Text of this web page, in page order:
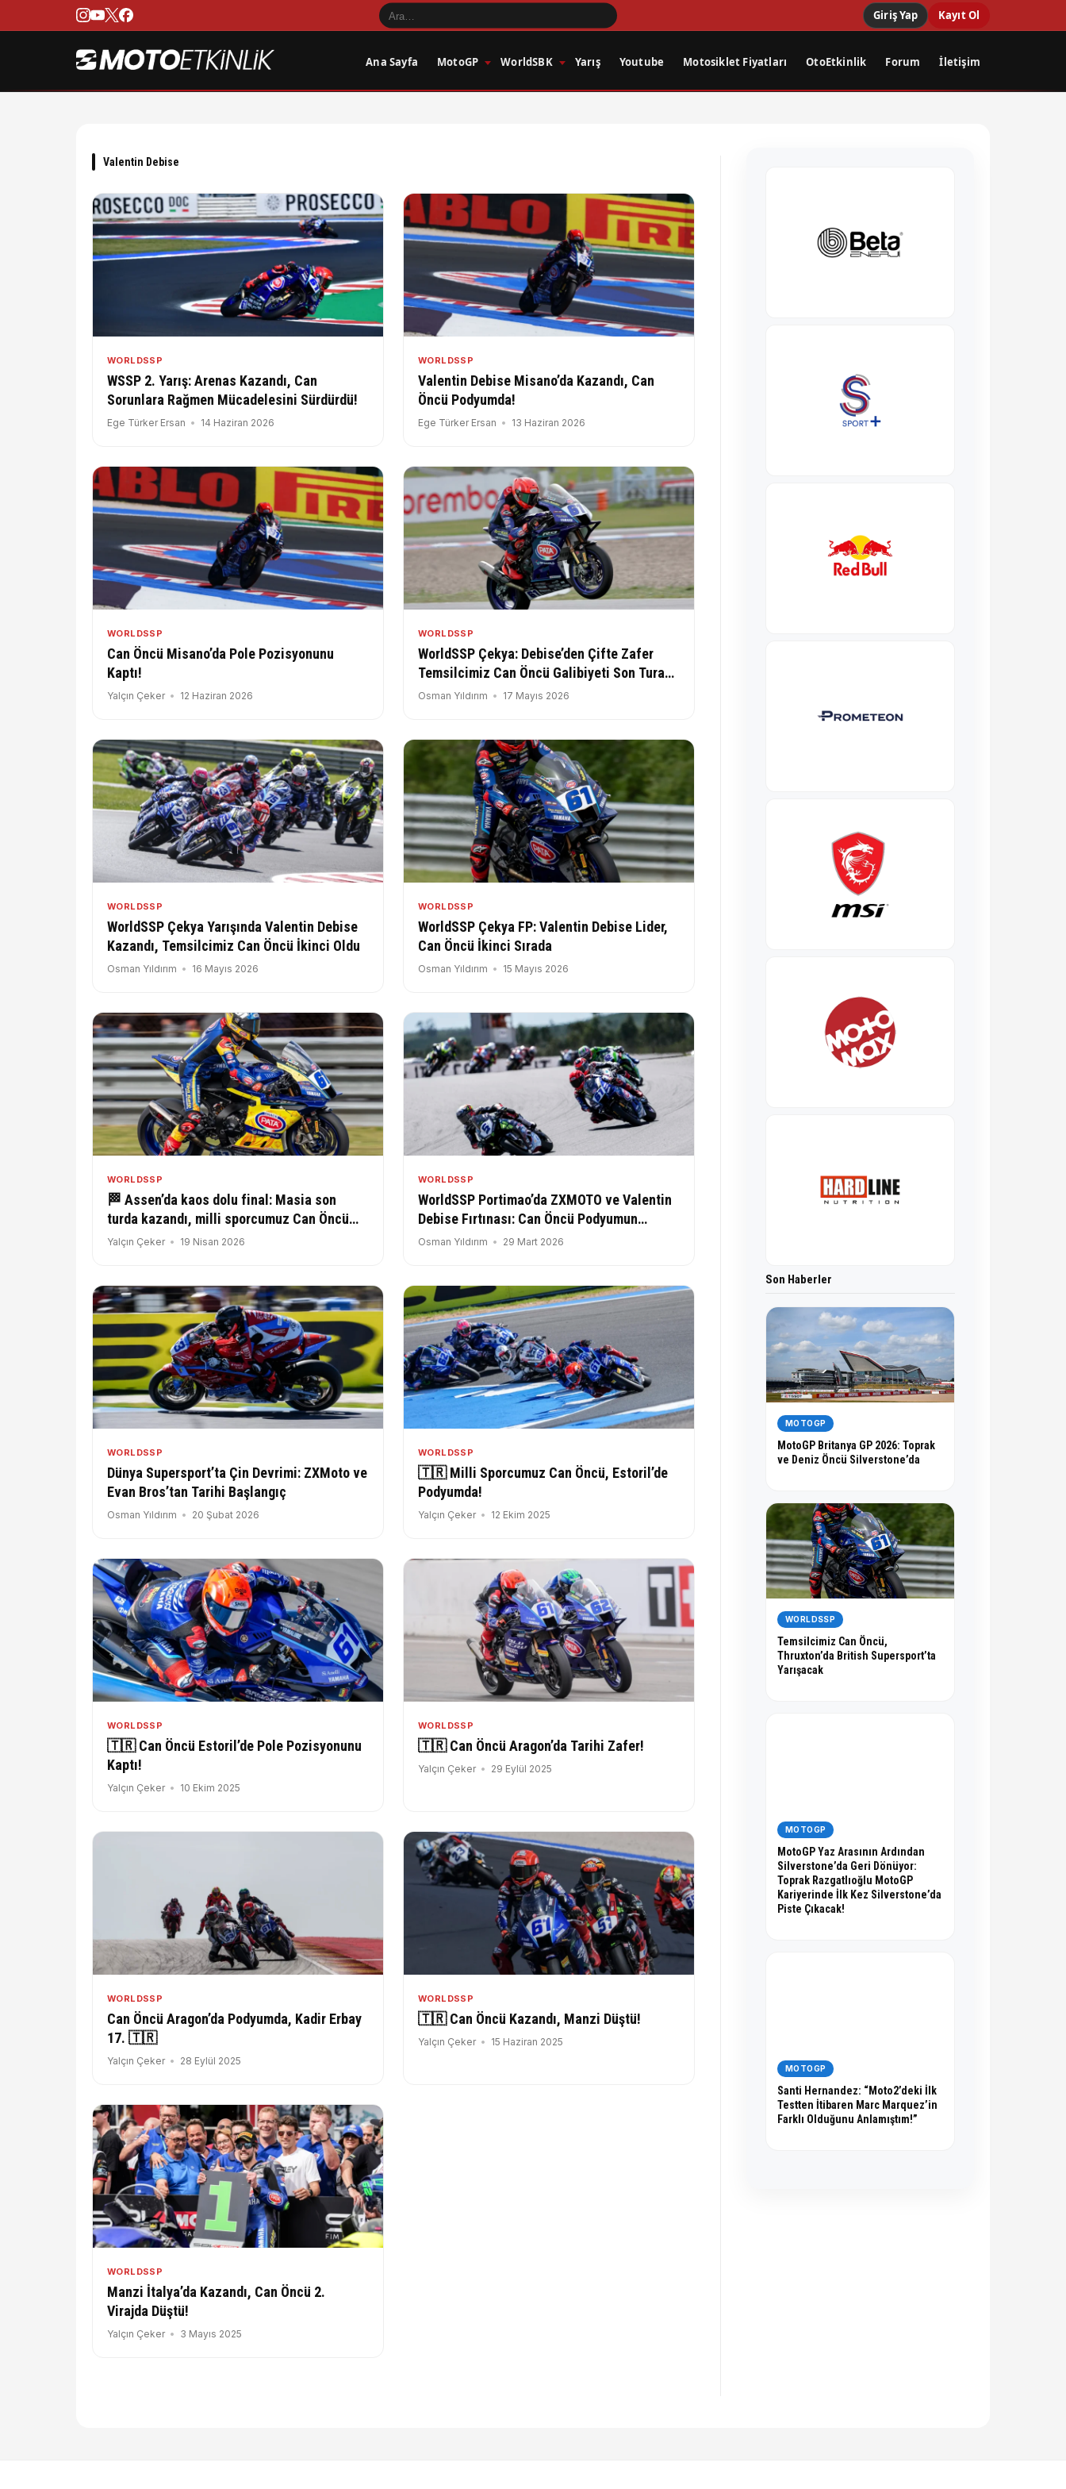
Giriş Yap Kayıt Ol
Ana Sayfa MotoGP WorldSBK Yarış Youtube Motosiklet Fiyatları OtoEtkinlik Forum İletişim
Valentin Debise
WORLDSSP
WSSP 2. Yarış: Arenas Kazandı, Can
Sorunlara Rağmen Mücadelesini Sürdürdü!
Ege Türker Ersan 14 Haziran 2026
WORLDSSP
Valentin Debise Misano’da Kazandı, Can
Öncü Podyumda!
Ege Türker Ersan 13 Haziran 2026
WORLDSSP
Can Öncü Misano’da Pole Pozisyonunu
Kaptı!
Yalçın Çeker 12 Haziran 2026
WORLDSSP
WorldSSP Çekya: Debise’den Çifte Zafer
Temsilcimiz Can Öncü Galibiyeti Son Tura
Kadar Zorladı!
Osman Yıldırım 17 Mayıs 2026
WORLDSSP
WorldSSP Çekya Yarışında Valentin Debise
Kazandı, Temsilcimiz Can Öncü İkinci Oldu
Osman Yıldırım 16 Mayıs 2026
WORLDSSP
WorldSSP Çekya FP: Valentin Debise Lider,
Can Öncü İkinci Sırada
Osman Yıldırım 15 Mayıs 2026
WORLDSSP
🏁 Assen’da kaos dolu final: Masia son
turda kazandı, milli sporcumuz Can Öncü
geriye düştü
Yalçın Çeker 19 Nisan 2026
WORLDSSP
WorldSSP Portimao’da ZXMOTO ve Valentin
Debise Fırtınası: Can Öncü Podyumun
Uzağında Kaldı
Osman Yıldırım 29 Mart 2026
WORLDSSP
Dünya Supersport’ta Çin Devrimi: ZXMoto ve
Evan Bros’tan Tarihi Başlangıç
Osman Yıldırım 20 Şubat 2026
WORLDSSP
🇹🇷 Milli Sporcumuz Can Öncü, Estoril’de
Podyumda!
Yalçın Çeker 12 Ekim 2025
WORLDSSP
🇹🇷 Can Öncü Estoril’de Pole Pozisyonunu
Kaptı!
Yalçın Çeker 10 Ekim 2025
WORLDSSP
🇹🇷 Can Öncü Aragon’da Tarihi Zafer!
Yalçın Çeker 29 Eylül 2025
WORLDSSP
Can Öncü Aragon’da Podyumda, Kadir Erbay
17. 🇹🇷
Yalçın Çeker 28 Eylül 2025
WORLDSSP
🇹🇷 Can Öncü Kazandı, Manzi Düştü!
Yalçın Çeker 15 Haziran 2025
WORLDSSP
Manzi İtalya’da Kazandı, Can Öncü 2.
Virajda Düştü!
Yalçın Çeker 3 Mayıs 2025
Son Haberler
MOTOGP
MotoGP Britanya GP 2026: Toprak
ve Deniz Öncü Silverstone’da
WORLDSSP
Temsilcimiz Can Öncü,
Thruxton’da British Supersport’ta
Yarışacak
MOTOGP
MotoGP Yaz Arasının Ardından
Silverstone’da Geri Dönüyor:
Toprak Razgatlıoğlu MotoGP
Kariyerinde İlk Kez Silverstone’da
Piste Çıkacak!
MOTOGP
Santi Hernandez: “Moto2’deki İlk
Testten İtibaren Marc Marquez’in
Farklı Olduğunu Anlamıştım!”